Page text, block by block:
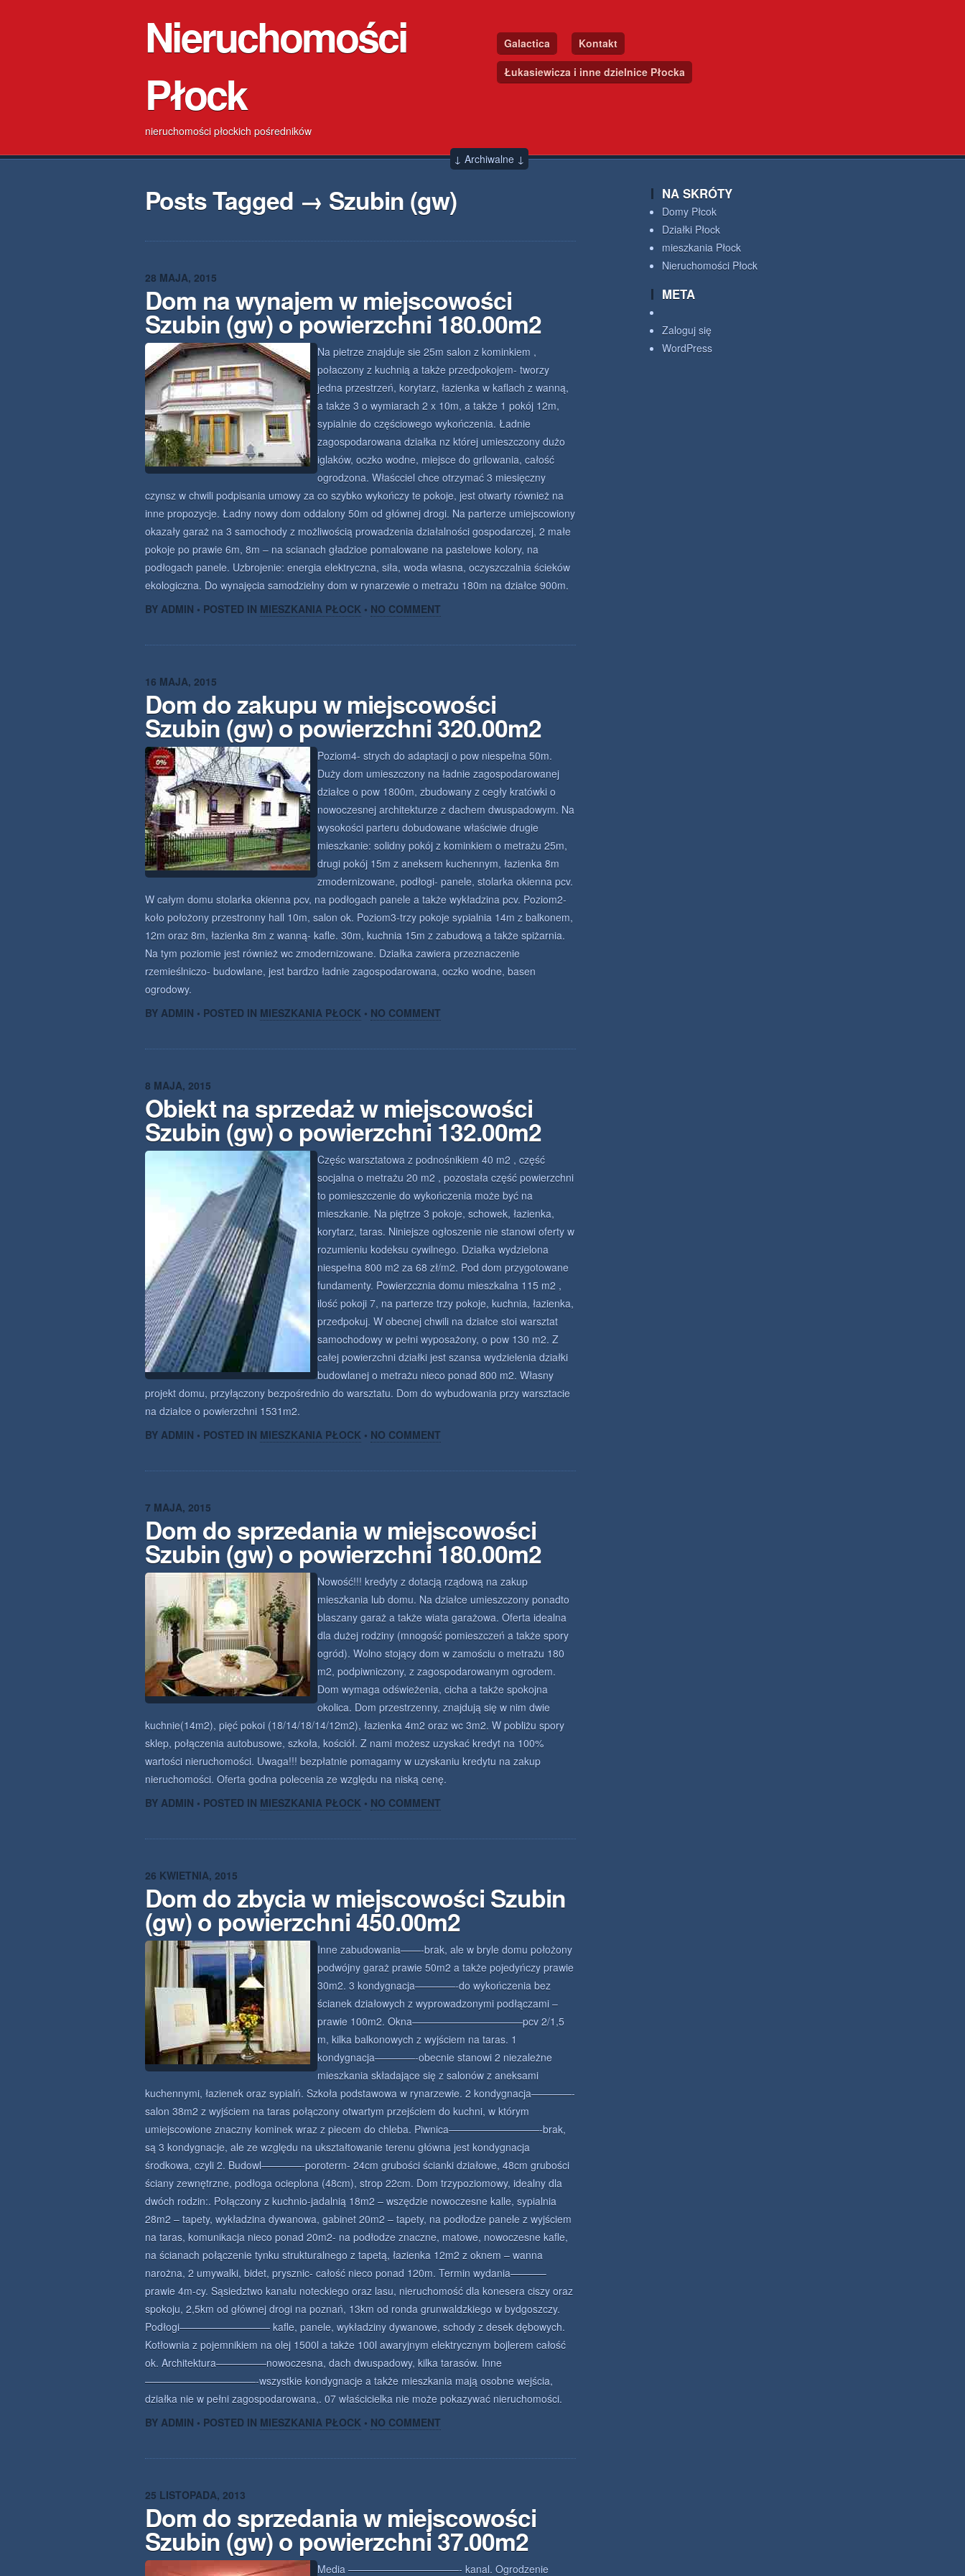
Nieruchomości
Płock
nieruchomości płockich pośredników
Galactica
Kontakt
Łukasiewicza i inne dzielnice Płocka
↓ Archiwalne ↓
Posts Tagged → Szubin (gw)
28 MAJA, 2015
Dom na wynajem w miejscowości
Szubin (gw) o powierzchni 180.00m2
Na pietrze znajduje sie 25m salon z kominkiem ,
połaczony z kuchnią a także przedpokojem- tworzy
jedna przestrzeń, korytarz, łazienka w kaflach z wanną,
a także 3 o wymiarach 2 x 10m, a także 1 pokój 12m,
sypialnie do częściowego wykończenia. Ładnie
zagospodarowana działka nz której umieszczony dużo
iglaków, oczko wodne, miejsce do grilowania, całość
ogrodzona. Właścciel chce otrzymać 3 miesięczny
czynsz w chwili podpisania umowy za co szybko wykończy te pokoje, jest otwarty również na
inne propozycje. Ładny nowy dom oddalony 50m od głównej drogi. Na parterze umiejscowiony
okazały garaż na 3 samochody z możliwością prowadzenia działalności gospodarczej, 2 małe
pokoje po prawie 6m, 8m – na scianach gładzioe pomalowane na pastelowe kolory, na
podłogach panele. Uzbrojenie: energia elektryczna, siła, woda własna, oczyszczalnia ścieków
ekologiczna. Do wynajęcia samodzielny dom w rynarzewie o metrażu 180m na działce 900m.
BY ADMIN • POSTED IN MIESZKANIA PŁOCK • NO COMMENT
16 MAJA, 2015
Dom do zakupu w miejscowości
Szubin (gw) o powierzchni 320.00m2
Poziom4- strych do adaptacji o pow niespełna 50m.
Duży dom umieszczony na ładnie zagospodarowanej
działce o pow 1800m, zbudowany z cegły kratówki o
nowoczesnej architekturze z dachem dwuspadowym. Na
wysokości parteru dobudowane właściwie drugie
mieszkanie: solidny pokój z kominkiem o metrażu 25m,
drugi pokój 15m z aneksem kuchennym, łazienka 8m
zmodernizowane, podłogi- panele, stolarka okienna pcv.
W całym domu stolarka okienna pcv, na podłogach panele a także wykładzina pcv. Poziom2-
koło położony przestronny hall 10m, salon ok. Poziom3-trzy pokoje sypialnia 14m z balkonem,
12m oraz 8m, łazienka 8m z wanną- kafle. 30m, kuchnia 15m z zabudową a także spiżarnia.
Na tym poziomie jest również wc zmodernizowane. Działka zawiera przeznaczenie
rzemieślniczo- budowlane, jest bardzo ładnie zagospodarowana, oczko wodne, basen
ogrodowy.
BY ADMIN • POSTED IN MIESZKANIA PŁOCK • NO COMMENT
8 MAJA, 2015
Obiekt na sprzedaż w miejscowości
Szubin (gw) o powierzchni 132.00m2
Częśc warsztatowa z podnośnikiem 40 m2 , część
socjalna o metrażu 20 m2 , pozostała część powierzchni
to pomieszczenie do wykończenia może być na
mieszkanie. Na piętrze 3 pokoje, schowek, łazienka,
korytarz, taras. Niniejsze ogłoszenie nie stanowi oferty w
rozumieniu kodeksu cywilnego. Działka wydzielona
niespełna 800 m2 za 68 zł/m2. Pod dom przygotowane
fundamenty. Powierzcznia domu mieszkalna 115 m2 ,
ilość pokoji 7, na parterze trzy pokoje, kuchnia, łazienka,
przedpokuj. W obecnej chwili na działce stoi warsztat
samochodowy w pełni wyposażony, o pow 130 m2. Z
całej powierzchni działki jest szansa wydzielenia działki
budowlanej o metrażu nieco ponad 800 m2. Własny
projekt domu, przyłączony bezpośrednio do warsztatu. Dom do wybudowania przy warsztacie
na działce o powierzchni 1531m2.
BY ADMIN • POSTED IN MIESZKANIA PŁOCK • NO COMMENT
7 MAJA, 2015
Dom do sprzedania w miejscowości
Szubin (gw) o powierzchni 180.00m2
Nowość!!! kredyty z dotacją rządową na zakup
mieszkania lub domu. Na działce umieszczony ponadto
blaszany garaż a także wiata garażowa. Oferta idealna
dla dużej rodziny (mnogość pomieszczeń a także spory
ogród). Wolno stojący dom w zamościu o metrażu 180
m2, podpiwniczony, z zagospodarowanym ogrodem.
Dom wymaga odświeżenia, cicha a także spokojna
okolica. Dom przestrzenny, znajdują się w nim dwie
kuchnie(14m2), pięć pokoi (18/14/18/14/12m2), łazienka 4m2 oraz wc 3m2. W pobliżu spory
sklep, połączenia autobusowe, szkoła, kościół. Z nami możesz uzyskać kredyt na 100%
wartości nieruchomości. Uwaga!!! bezpłatnie pomagamy w uzyskaniu kredytu na zakup
nieruchomości. Oferta godna polecenia ze względu na niską cenę.
BY ADMIN • POSTED IN MIESZKANIA PŁOCK • NO COMMENT
26 KWIETNIA, 2015
Dom do zbycia w miejscowości Szubin
(gw) o powierzchni 450.00m2
Inne zabudowania——-brak, ale w bryle domu położony
podwójny garaż prawie 50m2 a także pojedyńczy prawie
30m2. 3 kondygnacja————-do wykończenia bez
ścianek działowych z wyprowadzonymi podłączami –
prawie 100m2. Okna———————————pcv 2/1,5
m, kilka balkonowych z wyjściem na taras. 1
kondygnacja————-obecnie stanowi 2 niezależne
mieszkania składające się z salonów z aneksami
kuchennymi, łazienek oraz sypialń. Szkoła podstawowa w rynarzewie. 2 kondygnacja————-
salon 38m2 z wyjściem na taras połączony otwartym przejściem do kuchni, w którym
umiejscowione znaczny kominek wraz z piecem do chleba. Piwnica—————————-brak,
są 3 kondygnacje, ale ze względu na ukształtowanie terenu główna jest kondygnacja
środkowa, czyli 2. Budowl————-poroterm- 24cm grubości ścianki działowe, 48cm grubości
ściany zewnętrzne, podłoga ocieplona (48cm), strop 22cm. Dom trzypoziomowy, idealny dla
dwóch rodzin:. Połączony z kuchnio-jadalnią 18m2 – wszędzie nowoczesne kalle, sypialnia
28m2 – tapety, wykładzina dywanowa, gabinet 20m2 – tapety, na podłodze panele z wyjściem
na taras, komunikacja nieco ponad 20m2- na podłodze znaczne, matowe, nowoczesne kafle,
na ścianach połączenie tynku strukturalnego z tapetą, łazienka 12m2 z oknem – wanna
narożna, 2 umywalki, bidet, prysznic- całość nieco ponad 120m. Termin wydania———–
prawie 4m-cy. Sąsiedztwo kanału noteckiego oraz lasu, nieruchomość dla konesera ciszy oraz
spokoju, 2,5km od głównej drogi na poznań, 13km od ronda grunwaldzkiego w bydgoszczy.
Podłogi————————— kafle, panele, wykładziny dywanowe, schody z desek dębowych.
Kotłownia z pojemnikiem na olej 1500l a także 100l awaryjnym elektrycznym bojlerem całość
ok. Architektura—————nowoczesna, dach dwuspadowy, kilka tarasów. Inne
———————————-wszystkie kondygnacje a także mieszkania mają osobne wejścia,
działka nie w pełni zagospodarowana,. 07 właścicielka nie może pokazywać nieruchomości.
BY ADMIN • POSTED IN MIESZKANIA PŁOCK • NO COMMENT
25 LISTOPADA, 2013
Dom do sprzedania w miejscowości
Szubin (gw) o powierzchni 37.00m2
Media ———————————- kanal. Ogrodzenie
NA SKRÓTY
Domy Płcok
Działki Płock
mieszkania Płock
Nieruchomości Płock
META
Zaloguj się
WordPress